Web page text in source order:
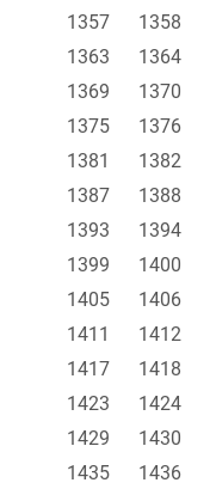
1357
1358
1363
1364
1369
1370
1375
1376
1381
1382
1387
1388
1393
1394
1399
1400
1405
1406
1411
1412
1417
1418
1423
1424
1429
1430
1435
1436